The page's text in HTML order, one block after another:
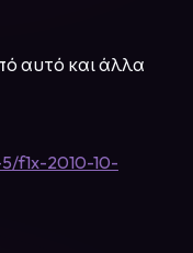
αυτό και άλλα
f1x-2010-10-